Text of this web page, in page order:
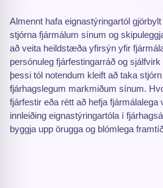
Almennt hafa eignastýringartól
stjórna fjármálum sínum og
að veita heildstæða yfirsýn yfir
persónuleg fjárfestingarráð og
þessi tól notendum kleift að taka
fjárhagslegum markmiðum sínum.
fjárfestir eða rétt að hefja fjármálalega
innleiðing eignastýringartóla í
byggja upp örugga og blómlega